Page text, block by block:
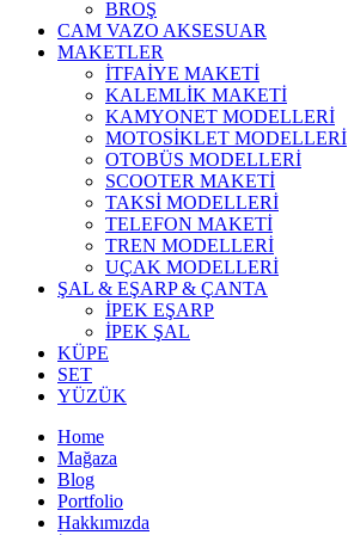
BROŞ
CAM VAZO AKSESUAR
MAKETLER
İTFAİYE MAKETİ
KALEMLİK MAKETİ
KAMYONET MODELLERİ
MOTOSİKLET MODELLERİ
OTOBÜS MODELLERİ
SCOOTER MAKETİ
TAKSİ MODELLERİ
TELEFON MAKETİ
TREN MODELLERİ
UÇAK MODELLERİ
ŞAL & EŞARP & ÇANTA
İPEK EŞARP
İPEK ŞAL
KÜPE
SET
YÜZÜK
Home
Mağaza
Blog
Portfolio
Hakkımızda